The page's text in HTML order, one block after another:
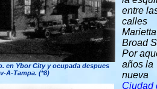
en Ybor City y ocupada despues
A-Tampa. (*8)
entre
calles
Broad
Por
años la
nueva
Ciudad